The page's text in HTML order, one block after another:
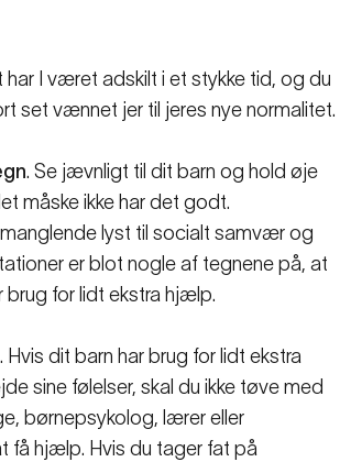
har I været adskilt i et stykke tid, og du
set vænnet jer til jeres nye normalitet.
. Se jævnligt til dit barn og hold øje
måske ikke har det godt.
lyst til socialt samvær og
er blot nogle af tegnene på, at
brug for lidt ekstra hjælp.
. Hvis dit barn har brug for lidt ekstra
sine følelser, skal du ikke tøve med
børnepsykolog, lærer eller
få hjælp. Hvis du tager fat på